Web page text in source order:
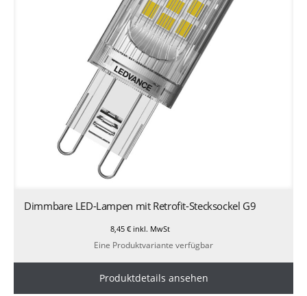
Dimmbare LED-Lampen mit Retrofit-Stecksockel G9
8,45 €inkl. MwSt
Eine Produktvariante verfügbar
Produktdetails ansehen